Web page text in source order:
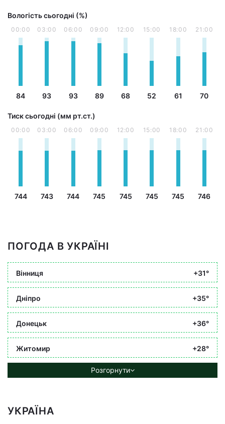
Вологість сьогодні (%)
00:00
84
03:00
93
06:00
93
09:00
89
12:00
68
15:00
52
18:00
61
21:00
70
Тиск сьогодні (мм рт.ст.)
00:00
744
03:00
743
06:00
744
09:00
745
12:00
745
15:00
745
18:00
745
21:00
746
ПОГОДА В УКРАЇНІ
Вінниця +31°
Дніпро +35°
Донецьк +36°
Житомир +28°
Розгорнути
УКРАЇНА